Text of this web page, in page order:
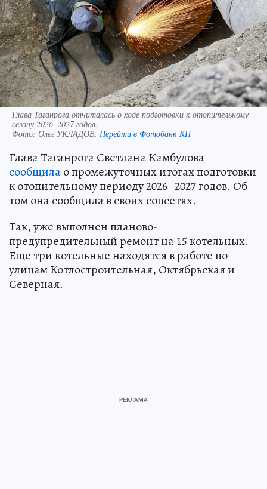
Глава Таганрога отчиталась о ходе подготовки к отопительному
сезону 2026–2027 годов.
Фото: Олег УКЛАДОВ. Перейти в Фотобанк КП
Глава Таганрога Светлана Камбулова
сообщилао промежуточных итогах подготовки
к отопительному периоду 2026–2027 годов. Об
том она сообщила в своих соцсетях.
Так, уже выполнен планово-
предупредительный ремонт на 15 котельных.
Еще три котельные находятся в работе по
улицам Котлостроительная, Октябрьская и
Северная.